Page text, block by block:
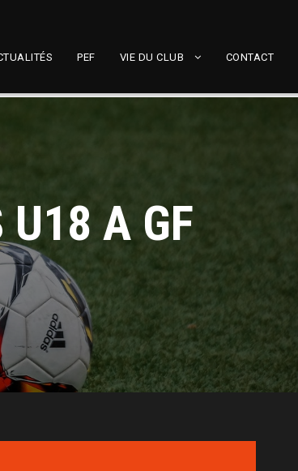
PEF VIE DU CLUB CONTACT
U18 A GF